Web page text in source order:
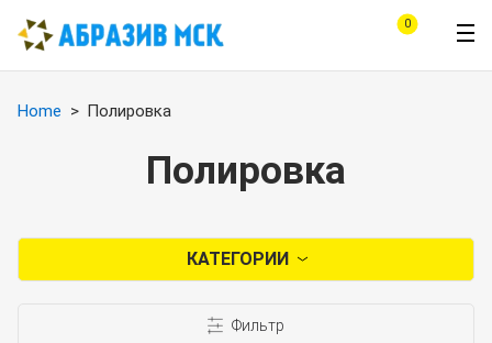
0
Home Полировка
Полировка
КАТЕГОРИИ
Фильтр